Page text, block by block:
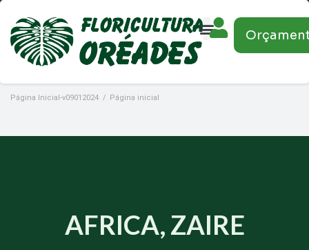
Página Inicial-v09012024 / Página inicial
AFRICA, ZAIRE